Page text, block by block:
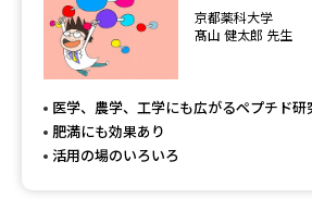
新生活お役立ちガイド
学問発見
京都薬科大学
髙山 健太郎 先生
医学、農学、工学にも広がるペプチド研
肥満にも効果あり
活用の場のいろいろ